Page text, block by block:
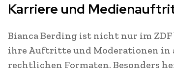
Karriere und
Bianca Berding ist nicht nur im
ihre Auftritte und Moderationen in
rechtlichen Formaten. Besonders